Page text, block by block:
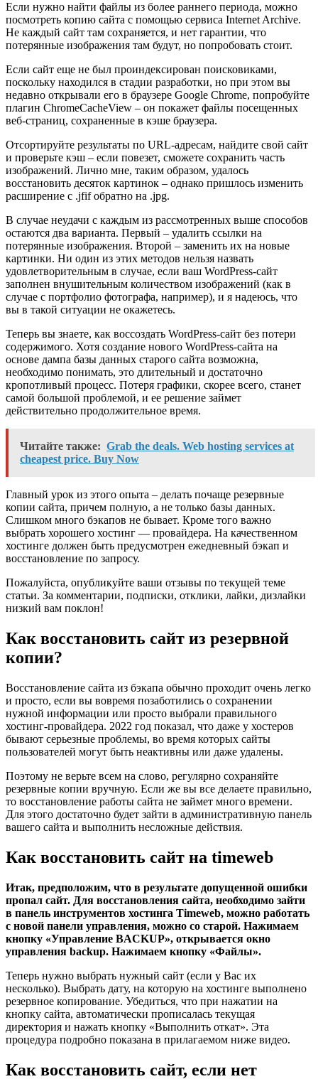
Если нужно найти файлы из более раннего периода, можно
посмотреть копию сайта с помощью сервиса Internet Archive.
Не каждый сайт там сохраняется, и нет гарантии, что
потерянные изображения там будут, но попробовать стоит.
Если сайт еще не был проиндексирован поисковиками,
поскольку находился в стадии разработки, но при этом вы
недавно открывали его в браузере Google Chrome, попробуйте
плагин ChromeCacheView – он покажет файлы посещенных
веб-страниц, сохраненные в кэше браузера.
Отсортируйте результаты по URL-адресам, найдите свой сайт
и проверьте кэш – если повезет, сможете сохранить часть
изображений. Лично мне, таким образом, удалось
восстановить десяток картинок – однако пришлось изменить
расширение с .jfif обратно на .jpg.
В случае неудачи с каждым из рассмотренных выше способов
остаются два варианта. Первый – удалить ссылки на
потерянные изображения. Второй – заменить их на новые
картинки. Ни один из этих методов нельзя назвать
удовлетворительным в случае, если ваш WordPress-сайт
заполнен внушительным количеством изображений (как в
случае с портфолио фотографа, например), и я надеюсь, что
вы в такой ситуации не окажетесь.
Теперь вы знаете, как воссоздать WordPress-сайт без потери
содержимого. Хотя создание нового WordPress-сайта на
основе дампа базы данных старого сайта возможна,
необходимо понимать, это длительный и достаточно
кропотливый процесс. Потеря графики, скорее всего, станет
самой большой проблемой, и ее решение займет
действительно продолжительное время.
Читайте также: Grab the deals. Web hosting services at
cheapest price. Buy Now
Главный урок из этого опыта – делать почаще резервные
копии сайта, причем полную, а не только базы данных.
Слишком много бэкапов не бывает. Кроме того важно
выбрать хорошего хостинг — провайдера. На качественном
хостинге должен быть предусмотрен ежедневный бэкап и
восстановление по запросу.
Пожалуйста, опубликуйте ваши отзывы по текущей теме
статьи. За комментарии, подписки, отклики, лайки, дизлайки
низкий вам поклон!
Как восстановить сайт из резервной
копии?
Восстановление сайта из бэкапа обычно проходит очень легко
и просто, если вы вовремя позаботились о сохранении
нужной информации или просто выбрали правильного
хостинг-провайдера. 2022 год показал, что даже у хостеров
бывают серьезные проблемы, во время которых сайты
пользователей могут быть неактивны или даже удалены.
Поэтому не верьте всем на слово, регулярно сохраняйте
резервные копии вручную. Если же вы все делаете правильно,
то восстановление работы сайта не займет много времени.
Для этого достаточно будет зайти в административную панель
вашего сайта и выполнить несложные действия.
Как восстановить сайт на timeweb
Итак, предположим, что в результате допущенной ошибки
пропал сайт. Для восстановления сайта, необходимо зайти
в панель инструментов хостинга Timeweb, можно работать
с новой панели управления, можно со старой. Нажимаем
кнопку «Управление BACKUP», открывается окно
управления backup. Нажимаем кнопку «Файлы».
Теперь нужно выбрать нужный сайт (если у Вас их
несколько). Выбрать дату, на которую на хостинге выполнено
резервное копирование. Убедиться, что при нажатии на
кнопку сайта, автоматически прописалась текущая
директория и нажать кнопку «Выполнить откат». Эта
процедура подробно показана в прилагаемом ниже видео.
Как восстановить сайт, если нет